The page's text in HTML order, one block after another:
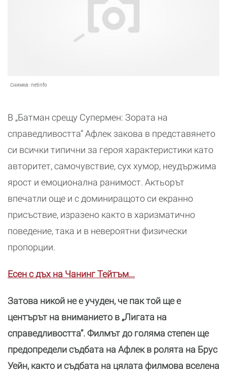
Снимка: netinfo
В „Батман срещу Супермен: Зората на
справедливостта“ Афлек закова в представянето
си всички типични за героя характеристики като
авторитет, самочувствие, сух хумор, неудържима
ярост и емоционална ранимост. Актьорът
впечатли още и с доминиращото си екранно
присъствие, изразено както в харизматично
поведение, така и в невероятни физически
пропорции.
Есен с дъх на Чанинг Тейтъм...
Затова никой не е учуден, че пак той ще е
центърът на вниманието в „Лигата на
справедливостта“. Филмът до голяма степен ще
предопредели съдбата на Афлек в ролята на Брус
Уейн, както и съдбата на цялата филмова вселена